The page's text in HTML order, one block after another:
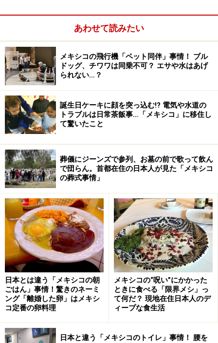
2011年3月3日には博物館に職人たちも招き、スカーフの
完成お披露目会も開催されました。
今まで有名ブランドがメキシコ先住民の民芸をモチーフ
に扱う機会はあっても、作業の報酬を支払ったら、関係
もそれきりというケースが少なくありませんでした。し
かしこのエルメスのプロジェクトでは、職人たちの希望
により収益のほとんどを地域の文化育成のため、小学校
改築の資金にあてるようにしました。個人に刺繍やデザ
イン料を支払って終わりにするよりも、地域の未来に貢
献してもらったほうがいいと考えたのです。さらに今後
のスカーフの売り上げやデザインの著作権から得た利益
で、刺繍職人の後継者育成センターを計画しているそう
です。
ちなみに、このプロジェクト実現に尽力した民芸品博物
館では、6つのフロアにメキシコ全土の名職人たちによ
るテキスタイル、仮面、人形、陶芸などの民芸品が集め
られています。メキシコのどの地域にどんな先住民族が
いて、どのような民芸品を作っているのか知る参考にな
るので、メキシコシティ観光の際にはぜひ訪れてみてく
ださい。もちろん、手の込んだテナンゴ刺繍も展示され
ています。併設のミュージアムショップでも、テナンゴ
刺繍のほか、メキシコ各地の名職人たちによる確かな民
芸品を販売しています。
あわせて読みたい
メキシコの飛行機「ペット同伴」事情！ ブル
ドッグ、チワワは同乗不可？ エサや水はあげ
られない…？
誕生日ケーキに顔を突っ込む!? 電気や水道の
トラブルは日常茶飯事…「メキシコ」に移住し
て驚いたこと
葬儀にジーンズで参列、お墓の前で歌って飲ん
で団らん。首都在住の日本人が見た「メキシコ
の葬式事情」
日本とは違う「メキシコの朝
ごはん」事情！驚きのネーミ
ング「離婚した卵」はメキシ
コ定番の卵料理
メキシコの“呪い”にかかった
ときに食べる「限界メシ」っ
て何だ？ 現地在住日本人のデ
ィープな食生活
日本と違う「メキシコのトイレ」事情！ 腰を